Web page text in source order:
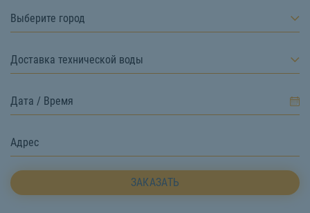
Выберите город
Доставка технической воды
ЗАКАЗАТЬ